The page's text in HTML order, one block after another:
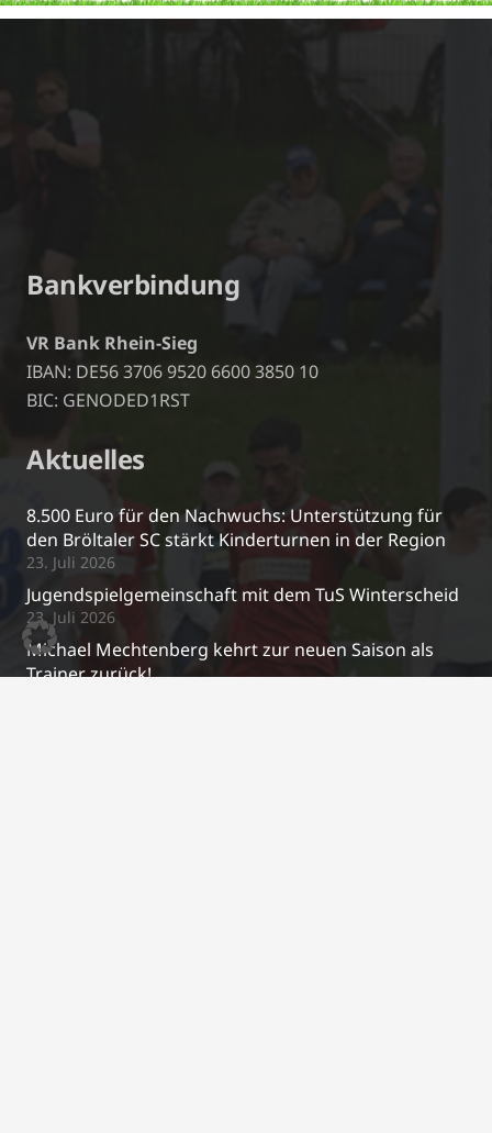
Bankverbindung
VR Bank Rhein-Sieg
IBAN: DE56 3706 9520 6600 3850 10
BIC: GENODED1RST
Aktuelles
8.500 Euro für den Nachwuchs: Unterstützung für
den Bröltaler SC stärkt Kinderturnen in der Region
23. Juli 2026
Jugendspielgemeinschaft mit dem TuS Winterscheid
23. Juli 2026
Michael Mechtenberg kehrt zur neuen Saison als
Trainer zurück!